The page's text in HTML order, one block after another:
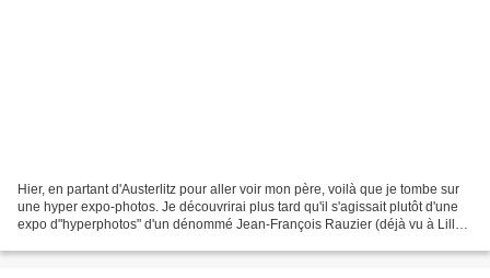
Hier, en partant d'Austerlitz pour aller voir mon père, voilà que je tombe sur
une hyper expo-photos. Je découvrirai plus tard qu'il s'agissait plutôt d'une
expo d"hyperphotos" d'un dénommé Jean-François Rauzier (déjà vu à Lille